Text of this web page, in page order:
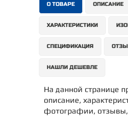
О ТОВАРЕ ОПИСАНИЕ
ХАРАКТЕРИСТИКИ
СПЕЦИФИКАЦИЯ
НАШЛИ ДЕШЕВЛЕ
На данной странице
описание,
фотографии,